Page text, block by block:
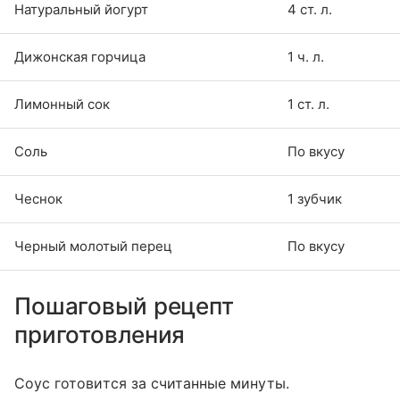
Натуральный йогурт 4 ст. л.
Дижонская горчица 1 ч. л.
Лимонный сок 1 ст. л.
Соль По вкусу
Чеснок 1 зубчик
Черный молотый перец По вкусу
Пошаговый рецепт
приготовления
Соус готовится за считанные минуты.